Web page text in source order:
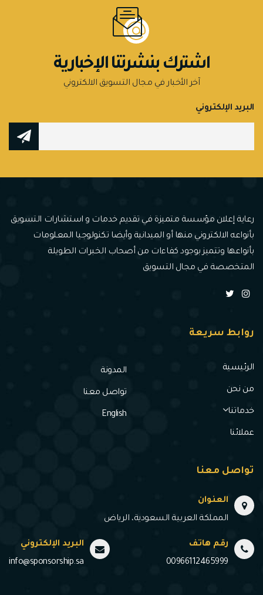
اشترك بنشرتنا الإخبارية
آخر الأخبار في مجال التسويق الالكتروني
البريد الإلكتروني
رعاية إعلان مؤسسة متميزة في تقديم خدمات و استشارات التسويق
بأنواعه الالكتروني منها أو الميدانية وأيضا تكنولوجيا المعلومات
بأنواعها وتتميز بوجود كفاءات من أصحاب الخبرات الطويلة
المتخصصة في مجال التسويق
روابط سريعة
الرئيسية
من نحن
خدماتنا
عملائنا
المدونة
تواصل معنا
English
تواصل معنا
العنوان
المملكة العربية السعودية، الرياض
رقم هاتف
00966112465999
البريد الإلكتروني
info@sponsorship.sa